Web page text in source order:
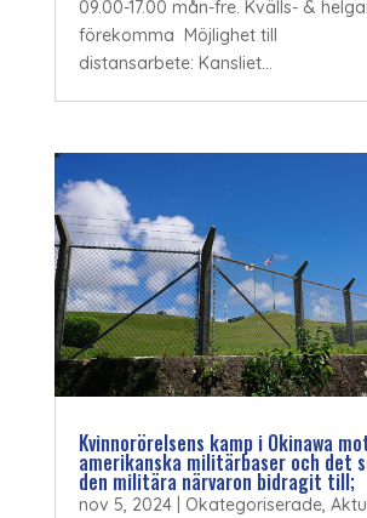
09.00-17.00 mån-fre. Kvälls- &
förekomma Möjlighet till
distansarbete: Kansliet...
Kvinnorörelsens kamp i Okinawa
amerikanska militärbaser och det
den militära närvaron bidragit till;
nov 5, 2024| Okategoriserade,